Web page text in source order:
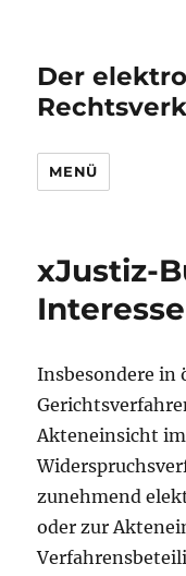
Der
MENÜ
xJustiz-
Insbesondere
Akteneinsicht
zunehmend
oder zur